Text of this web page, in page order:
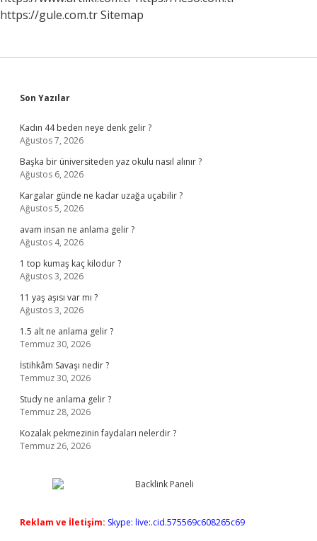
https://gule.com.trSitemap
Sidebar
Son Yazılar
Kadın 44 beden neye denk gelir ?
Ağustos 7, 2026
Başka bir üniversiteden yaz okulu nasıl alınır ?
Ağustos 6, 2026
Kargalar günde ne kadar uzağa uçabilir ?
Ağustos 5, 2026
avam insan ne anlama gelir ?
Ağustos 4, 2026
1 top kumaş kaç kilodur ?
Ağustos 3, 2026
11 yaş aşısı var mı ?
Ağustos 3, 2026
1.5 alt ne anlama gelir ?
Temmuz 30, 2026
İstihkâm Savaşı nedir ?
Temmuz 30, 2026
Study ne anlama gelir ?
Temmuz 28, 2026
Kozalak pekmezinin faydaları nelerdir ?
Temmuz 26, 2026
Reklam ve İletişim: Skype: live:.cid.575569c608265c69